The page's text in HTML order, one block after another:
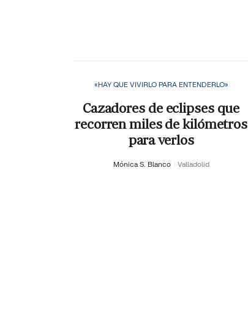
«HAY QUE VIVIRLO PARA ENTENDERLO»
Cazadores de eclipses que
recorren miles de kilómetros
para verlos
Mónica S. Blanco Valladolid